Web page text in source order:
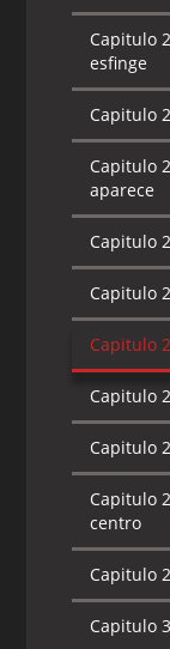
Capitulo
esfinge
Capitulo
Capitulo
aparece
Capitulo
Capitulo
Capitulo
Capitulo
Capitulo
Capitulo
centro
Capitulo
Capitulo